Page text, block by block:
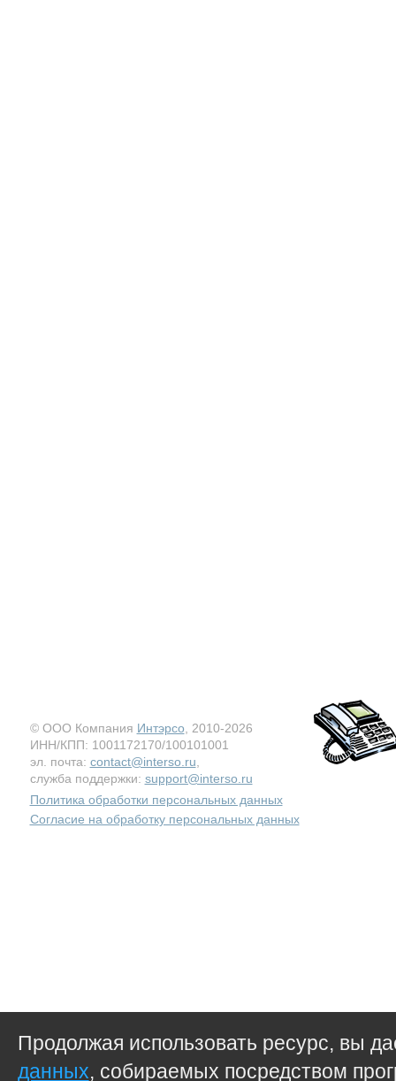
© ООО Компания Интэрсо , 2010-2026
ИНН/КПП: 1001172170/100101001
эл. почта: contact@interso.ru
служба поддержки: support@interso.ru
Политика обработки персональных данных
Согласие на обработку персональных данных
Продолжая использовать ресурс, вы
данных, собираемых посредством